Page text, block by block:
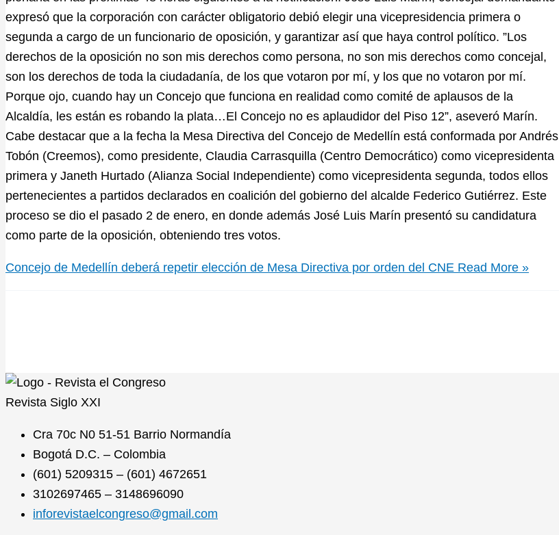
expresó que la corporación con carácter obligatorio debió elegir una vicepresidencia primera o
segunda a cargo de un funcionario de oposición, y garantizar así que haya control político. ”Los
derechos de la oposición no son mis derechos como persona, no son mis derechos como concejal,
son los derechos de toda la ciudadanía, de los que votaron por mí, y los que no votaron por mí.
Porque ojo, cuando hay un Concejo que funciona en realidad como comité de aplausos de la
Alcaldía, les están es robando la plata…El Concejo no es aplaudidor del Piso 12”, aseveró Marín.
Cabe destacar que a la fecha la Mesa Directiva del Concejo de Medellín está conformada por Andrés
Tobón (Creemos), como presidente, Claudia Carrasquilla (Centro Democrático) como vicepresidenta
primera y Janeth Hurtado (Alianza Social Independiente) como vicepresidenta segunda, todos ellos
pertenecientes a partidos declarados en coalición del gobierno del alcalde Federico Gutiérrez. Este
proceso se dio el pasado 2 de enero, en donde además José Luis Marín presentó su candidatura
como parte de la oposición, obteniendo tres votos.
Concejo de Medellín deberá repetir elección de Mesa Directiva por orden del CNE Read More »
Revista Siglo XXI
Cra 70c N0 51-51 Barrio Normandía
Bogotá D.C. – Colombia
(601) 5209315 – (601) 4672651
3102697465 – 3148696090
inforevistaelcongreso@gmail.com